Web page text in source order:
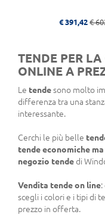
€ 391,42 €
TENDE PER
ONLINE A
Le tendesono molto
differenza tra una
interessante.
Cerchi le più belle
tende economiche
negozio tendedi
Vendita tende on line:
scegli i colori e i tipi di
prezzo in offerta.